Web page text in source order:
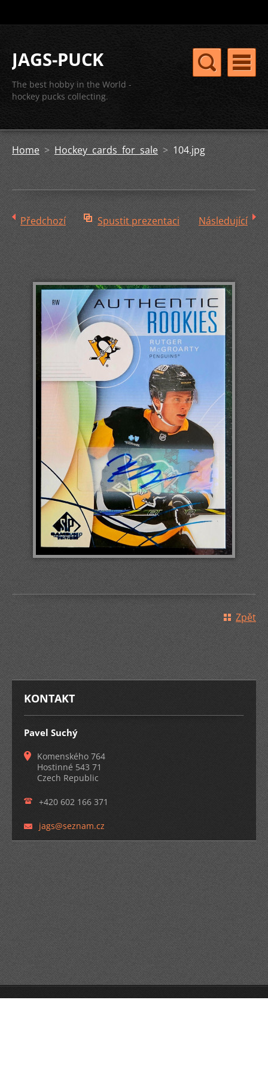
JAGS-PUCK
The best hobby in the World -
hockey pucks collecting.
Home > Hockey cards for sale > 104.jpg
Předchozí Spustit prezentaci Následující
Zpět
KONTAKT
Pavel Suchý
Komenského 764
Hostinné 543 71
Czech Republic
+420 602 166 371
jags@seznam.cz